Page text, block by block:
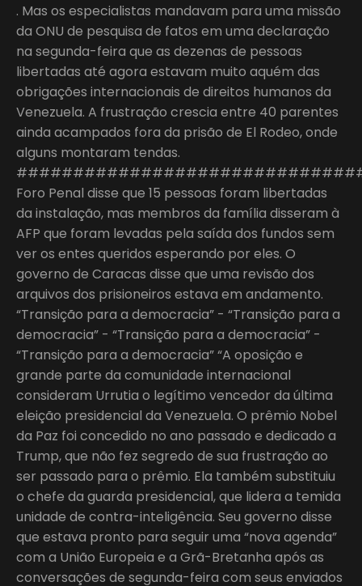
. Mas os especialistas mandavam para uma missão
da ONU de pesquisa de fatos em uma declaração
na segunda-feira que as dezenas de pessoas
libertadas até agora estavam muito aquém das
obrigações internacionais de direitos humanos da
Venezuela. A frustração crescia entre 40 parentes
ainda acampados fora da prisão de El Rodeo, onde
alguns montaram tendas.
Foro Penal disse que 15 pessoas foram libertadas
da instalação, mas membros da família disseram à
AFP que foram levadas pela saída dos fundos sem
ver os entes queridos esperando por eles. O
governo de Caracas disse que uma revisão dos
arquivos dos prisioneiros estava em andamento.
“Transição para a democracia” - “Transição para a
democracia” - “Transição para a democracia” -
“Transição para a democracia” “A oposição e
grande parte da comunidade internacional
consideram Urrutia o legítimo vencedor da última
eleição presidencial da Venezuela. O prêmio Nobel
da Paz foi concedido no ano passado e dedicado a
Trump, que não fez segredo de sua frustração ao
ser passado para o prêmio. Ela também substituiu
o chefe da guarda presidencial, que lidera a temida
unidade de contra-inteligência. Seu governo disse
que estava pronto para seguir uma “nova agenda”
com a União Europeia e a Grã-Bretanha após as
conversações de segunda-feira com seus enviados